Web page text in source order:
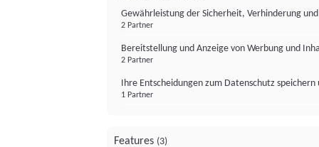
Gewährleistung der Sicherheit, Verhinderung
2 Partner
Bereitstellung und Anzeige von Werbung und
2 Partner
Ihre Entscheidungen zum Datenschutz
1 Partner
Features (3)